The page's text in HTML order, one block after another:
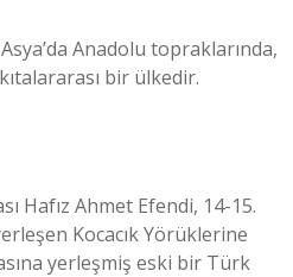
Anadolu topraklarında,
bir ülkedir.
Hafız Ahmet Efendi, 14-15.
Kocacık Yörüklerine
yerleşmiş eski bir Türk